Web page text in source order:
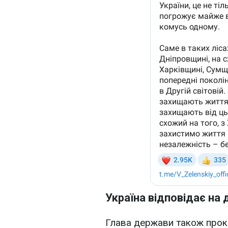
Україна відповідає на
Глава держави також